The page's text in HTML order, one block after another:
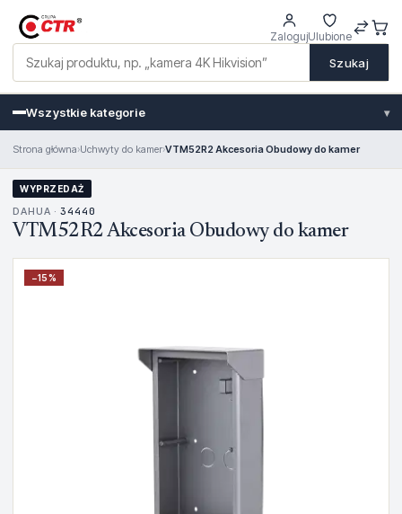
Szukaj
ZalogujUlubione
Wszystkie kategorie ▾
Strona główna›Uchwyty do kamer›VTM52R2 Akcesoria Obudowy do kamer
WYPRZEDAŻ
DAHUA · 34440
VTM52R2 Akcesoria Obudowy do kamer
−15%